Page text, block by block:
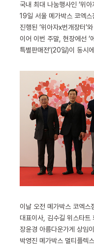
국내 최대 나눔행사인 ‘위
19일 서울 메가박스 코엑
진행된 ‘위아자x번개장터’
이어 이번 주말, 현장에선 ‘
특별판매전’(20일)이 동시
이날 오전 메가박스 코엑스
대표이사, 김수길 위스타트
장윤경 아름다운가게 상임
박영진 메가박스 멀티플렉